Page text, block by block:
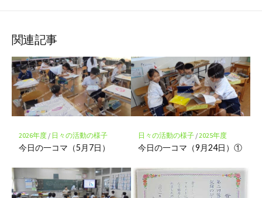
ア
ク
マ
ー
ク
に
保
存
関連記事
2026年度/ 日々の活動の様子
今日の一コマ（5月7日）
日々の活動の様子/2025年度
今日の一コマ（9月24日）①